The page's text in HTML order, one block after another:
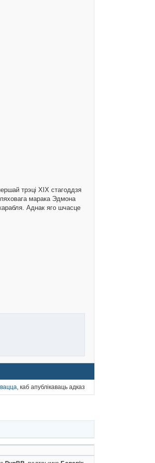
трэці XIX стагоддзя
марака Эдмона
Аднак яго шчасце
, каб апублікаваць адказ